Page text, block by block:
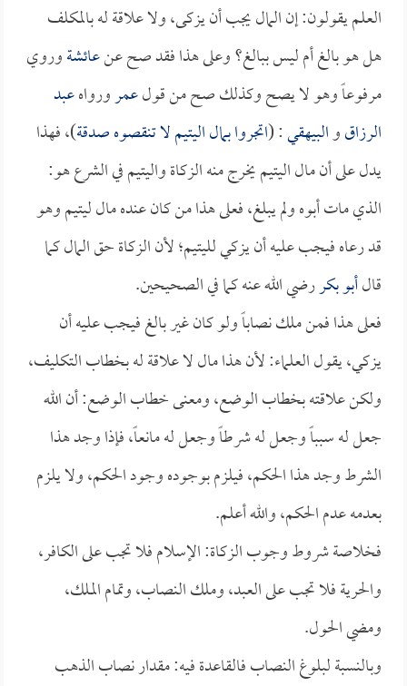
العلم يقولون: إن المال يجب أن يزكى، ولا علاقة له بالمكلف
هل هو بالغ أم ليس ببالغ؟ وعلى هذا فقد صح عنعائشةوروي
مرفوعاً وهو لا يصح وكذلك صح من قولعمرورواهعبد
الرزاقوالبيهقي: (اتجروا بمال اليتيم لا تنقصوه صدقة)، فهذا
يدل على أن مال اليتيم يخرج منه الزكاة واليتيم في الشرع هو:
الذي مات أبوه ولم يبلغ، فعلى هذا من كان عنده مال ليتيم وهو
قد رعاه فيجب عليه أن يزكي لليتيم؛ لأن الزكاة حق المال كما
قالأبو بكررضي الله عنه كما في الصحيحين.
فعلى هذا فمن ملك نصاباً ولو كان غير بالغ فيجب عليه أن
يزكي، يقول العلماء: لأن هذا مال لا علاقة له بخطاب التكليف،
ولكن علاقته بخطاب الوضع، ومعنى خطاب الوضع: أن الله
جعل له سبباً وجعل له شرطاً وجعل له مانعاً، فإذا وجد هذا
الشرط وجد هذا الحكم، فيلزم بوجوده وجود الحكم، ولا يلزم
بعدمه عدم الحكم، والله أعلم.
فخلاصة شروط وجوب الزكاة: الإسلام فلا تجب على الكافر،
والحرية فلا تجب على العبد، وملك النصاب، وتمام الملك،
ومضي الحول.
وبالنسبة لبلوغ النصاب فالقاعدة فيه: مقدار نصاب الذهب